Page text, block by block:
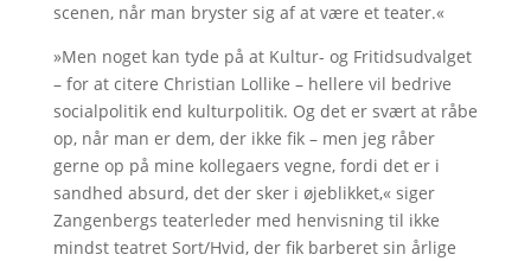
scenen, når man bryster sig af at være et teater.«
»Men noget kan tyde på at Kultur- og Fritidsudvalget
– for at citere Christian Lollike – hellere vil bedrive
socialpolitik end kulturpolitik. Og det er svært at råbe
op, når man er dem, der ikke fik – men jeg råber
gerne op på mine kollegaers vegne, fordi det er i
sandhed absurd, det der sker i øjeblikket,« siger
Zangenbergs teaterleder med henvisning til ikke
mindst teatret Sort/Hvid, der fik barberet sin årlige